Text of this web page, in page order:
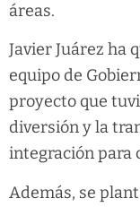
áreas.
Javier Juárez ha
equipo de
proyecto que
diversión y la
integración para
Además, se